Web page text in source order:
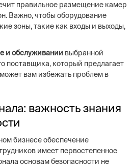
правильное размещение камер
Важно, чтобы оборудование
зоны, такие как входы и выходы,
и обслуживании выбранной
поставщика, который предлагает
вам избежать проблем в
важность знания
бизнесе обеспечение
имеет первостепенное
основам безопасности не